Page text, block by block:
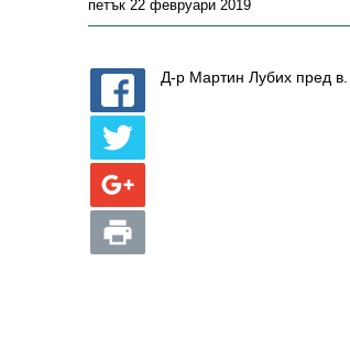
петък 22 февруари 2019
Д-р Мартин Лубих пред в.